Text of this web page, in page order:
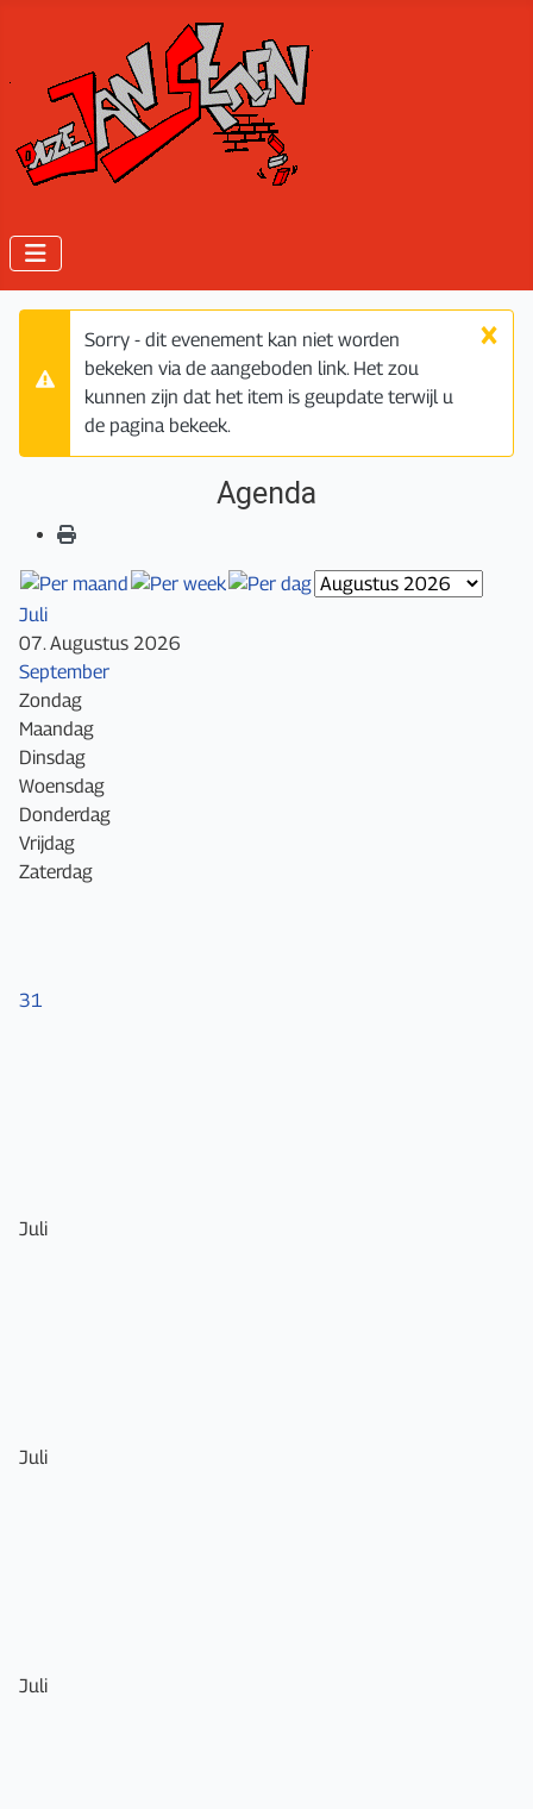
×
Waarschuwing
Sorry - dit evenement kan niet worden
bekeken via de aangeboden link. Het zou
kunnen zijn dat het item is geupdate terwijl u
de pagina bekeek.
Agenda
Juli
07. Augustus 2026
September
Zondag
Maandag
Dinsdag
Woensdag
Donderdag
Vrijdag
Zaterdag
31
Juli
Juli
Juli